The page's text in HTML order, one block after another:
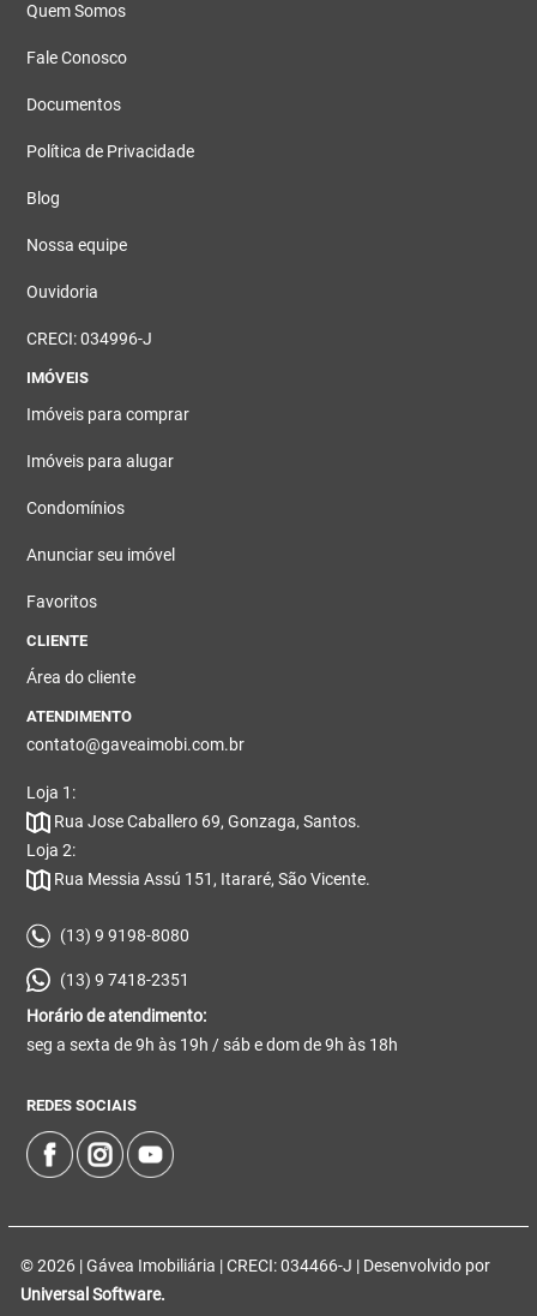
Quem Somos
Fale Conosco
Documentos
Política de Privacidade
Blog
Nossa equipe
Ouvidoria
CRECI: 034996-J
IMÓVEIS
Imóveis para comprar
Imóveis para alugar
Condomínios
Anunciar seu imóvel
Favoritos
CLIENTE
Área do cliente
ATENDIMENTO
contato@gaveaimobi.com.br
Loja 1:
Rua Jose Caballero 69, Gonzaga, Santos.
Loja 2:
Rua Messia Assú 151, Itararé, São Vicente.
(13) 9 9198-8080
(13) 9 7418-2351
Horário de atendimento:
seg a sexta de 9h às 19h / sáb e dom de 9h às 18h
REDES SOCIAIS
© 2026 | Gávea Imobiliária | CRECI: 034466-J | Desenvolvido por
Universal Software.